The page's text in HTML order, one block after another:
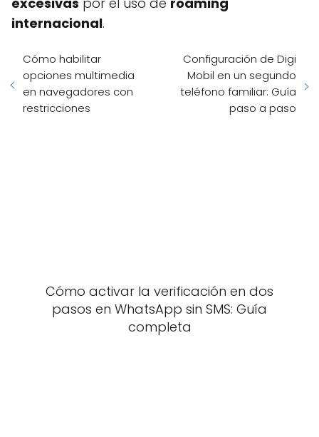
internacional.
Cómo habilitar
opciones multimedia
en navegadores con
restricciones
Configuración de Digi
Mobil en un segundo
teléfono familiar: Guía
paso a paso
Cómo activar la verificación en dos
pasos en WhatsApp sin SMS: Guía
completa